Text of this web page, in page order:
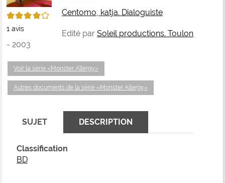
4/5
1 avis
Centomo, katja. Dialoguiste
Edité par Soleil productions. Toulon
- 2003
Voir la série «Monster Allergy»
Autres documents de la série «Monster Allergy»
SUJET DESCRIPTION
Classification
BD